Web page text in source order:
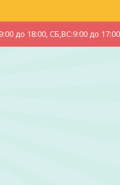
до 18:00, СБ,ВС:9:00 до 17:00